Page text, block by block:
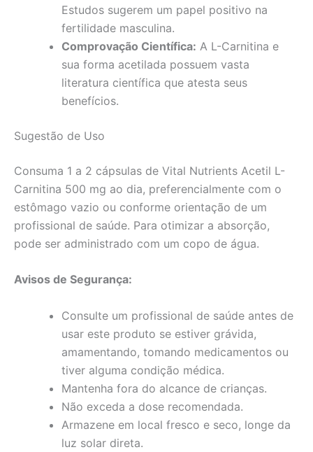
Estudos sugerem um papel positivo na
fertilidade masculina.
Comprovação Científica: A L-Carnitina e
sua forma acetilada possuem vasta
literatura científica que atesta seus
benefícios.
Sugestão de Uso
Consuma 1 a 2 cápsulas de Vital Nutrients Acetil L-
Carnitina 500 mg ao dia, preferencialmente com o
estômago vazio ou conforme orientação de um
profissional de saúde. Para otimizar a absorção,
pode ser administrado com um copo de água.
Avisos de Segurança:
Consulte um profissional de saúde antes de
usar este produto se estiver grávida,
amamentando, tomando medicamentos ou
tiver alguma condição médica.
Mantenha fora do alcance de crianças.
Não exceda a dose recomendada.
Armazene em local fresco e seco, longe da
luz solar direta.